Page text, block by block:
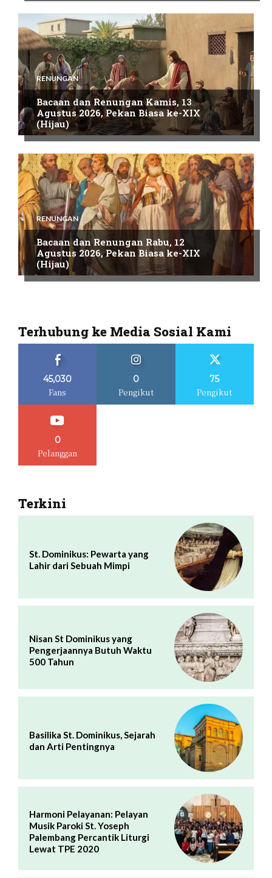
RENUNGAN
Bacaan dan Renungan Kamis, 13
Agustus 2026, Pekan Biasa ke-XIX
(Hijau)
RENUNGAN
Bacaan dan Renungan Rabu, 12
Agustus 2026, Pekan Biasa ke-XIX
(Hijau)
Terhubung ke Media Sosial Kami
45,030
Fans
0
Pengikut
75
Pengikut
0
Pelanggan
Terkini
St. Dominikus: Pewarta yang
Lahir dari Sebuah Mimpi
Nisan St Dominikus yang
Pengerjaannya Butuh Waktu
500 Tahun
Basilika St. Dominikus, Sejarah
dan Arti Pentingnya
Harmoni Pelayanan: Pelayan
Musik Paroki St. Yoseph
Palembang Percantik Liturgi
Lewat TPE 2020